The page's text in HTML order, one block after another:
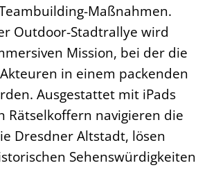
Maßnahmen.
Outdoor-Stadtrallye wird
Mission, bei der die
in einem packenden
Ausgestattet mit iPads
Rätselkoffern navigieren die
Dresdner Altstadt, lösen
Sehenswürdigkeiten